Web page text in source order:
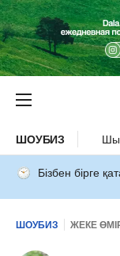
ШОУБИЗ
Бізбен бірге
ШОУБИЗ ЖЕКЕ